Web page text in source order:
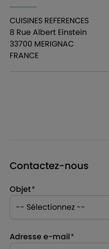
CUISINES REFERENCES
8 Rue Albert Einstein
33700 MERIGNAC
FRANCE
Contactez-nous
Objet
Adresse e-mail